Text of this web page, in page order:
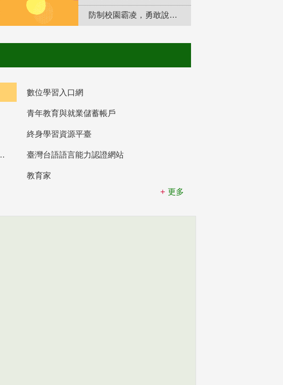
防制校園霸凌，勇敢說出來！
數位學習入口網
青年教育與就業儲蓄帳戶
終身學習資源平臺
兒園教師資格檢定考試 臺灣台語語言能力認證網站
教育家
更多